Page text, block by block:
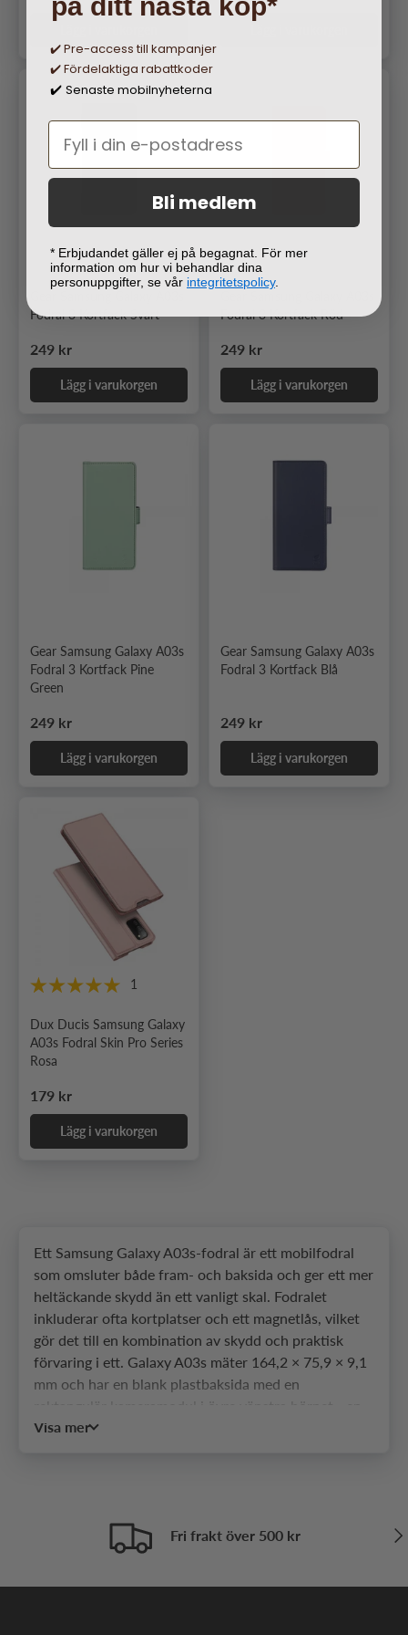
Fodral 3 Kortfack Svart
Ordinarie pris
249 kr
Lägg i varukorgen
Fodral 3 Kortfack Röd
Ordinarie pris
249 kr
Lägg i varukorgen
Gear Samsung Galaxy A03s
Fodral 3 Kortfack Pine
Green
Ordinarie pris
249 kr
Lägg i varukorgen
Gear Samsung Galaxy A03s
Fodral 3 Kortfack Blå
Ordinarie pris
249 kr
Lägg i varukorgen
1
Dux Ducis Samsung Galaxy
A03s Fodral Skin Pro Series
Rosa
Ordinarie pris
179 kr
Lägg i varukorgen
Ett Samsung Galaxy A03s-fodral är ett mobilfodral
som omsluter både fram- och baksida och ger ett mer
heltäckande skydd än ett vanligt skal. Fodralet
inkluderar ofta kortplatser och ett magnetlås, vilket
gör det till en kombination av skydd och praktisk
förvaring i ett. Galaxy A03s mäter 164,2 × 75,9 × 9,1
mm och har en blank plastbaksida med en
yta som lätt samlar fingeravtryck och repas vid daglig
Samsung Galaxy A03s?
Visa mer
Fri frakt över 500 kr
✔️ Pre-access till kampanjer
✔️ Fördelaktiga rabattkoder
✔️ Senaste mobilnyheterna
Bli medlem
* Erbjudandet gäller ej på begagnat. För mer
information om hur vi behandlar dina
personuppgifter, se vår integritetspolicy.